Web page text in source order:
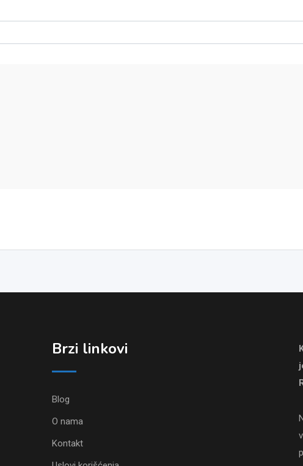
Brzi linkovi
Blog
O nama
Kontakt